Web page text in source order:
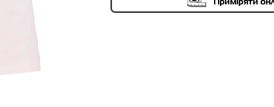
Приміряти